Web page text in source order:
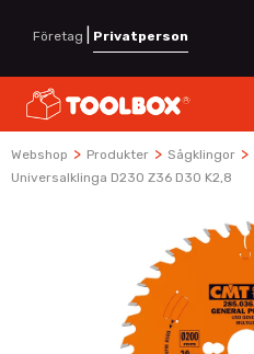
Företag Privatperson
Webshop > Produkter > Sågklingor >
Universalklinga D230 Z36 D30 K2,8